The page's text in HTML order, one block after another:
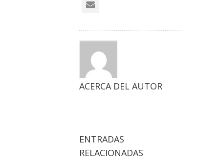
ACERCA DEL AUTOR
ENTRADAS
RELACIONADAS